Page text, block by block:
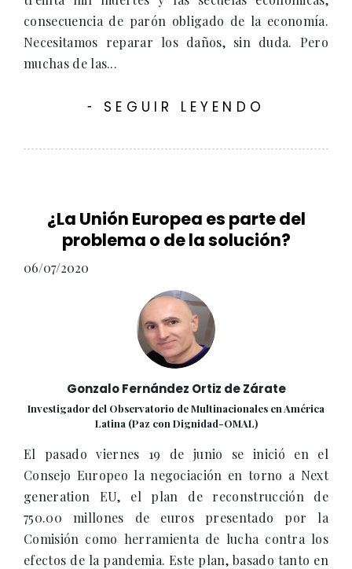
consecuencia de parón obligado de la economía.
Necesitamos reparar los daños, sin duda. Pero
muchas de las...
- SEGUIR LEYENDO
¿La Unión Europea es parte del
problema o de la solución?
06/07/2020
Gonzalo Fernández Ortiz de Zárate
Investigador del Observatorio de Multinacionales en América
Latina (Paz con Dignidad-OMAL)
El pasado viernes 19 de junio se inició en el
Consejo Europeo la negociación en torno a Next
generation EU, el plan de reconstrucción de
750.00 millones de euros presentado por la
Comisión como herramienta de lucha contra los
efectos de la pandemia. Este plan, basado tanto en